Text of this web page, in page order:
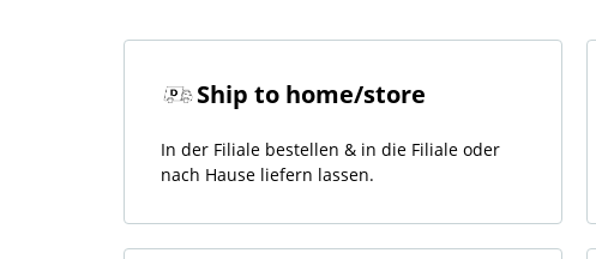
Ship to home/store
In der Filiale bestellen & in die Filiale oder
nach Hause liefern lassen.